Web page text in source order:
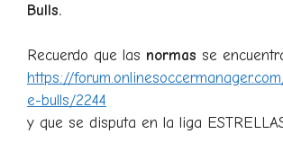
Bulls.
Recuerdo que las normas se
https://
e-bulls/2244
y que se disputa en la liga